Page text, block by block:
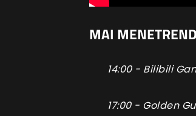
MAI MENETREND
14:00 - Bilibili
17:00 - Golden